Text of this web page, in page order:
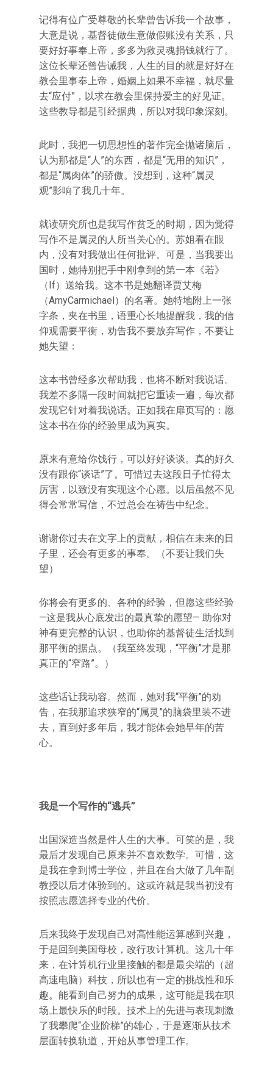
记得有位广受尊敬的长辈曾告诉我一个故事，
大意是说，基督徒做生意做假账没有关系，只
要好好事奉上帝，多多为救灵魂捐钱就行了。
这位长辈还曾告诫我，人生的目的就是好好在
教会里事奉上帝，婚姻上如果不幸福，就尽量
去“应付”，以求在教会里保持爱主的好见证。
这些教导都是引经据典，所以对我印象深刻。
此时，我把一切思想性的著作完全抛诸脑后，
认为那都是“人”的东西，都是“无用的知识”，
都是“属肉体”的骄傲。没想到，这种“属灵
观”影响了我几十年。
就读研究所也是我写作贫乏的时期，因为觉得
写作不是属灵的人所当关心的。苏姐看在眼
内，没有对我做出任何批评。可是，当我要出
国时，她特别把手中刚拿到的第一本《若》
（If）送给我。这本书是她翻译贾艾梅
（AmyCarmichael）的名著。她特地附上一张
字条，夹在书里，语重心长地提醒我，我的信
仰观需要平衡，劝告我不要放弃写作，不要让
她失望：
这本书曾经多次帮助我，也将不断对我说话。
我差不多隔一段时间就把它重读一遍，每次都
发现它针对着我说话。正如我在扉页写的：愿
这本书在你的经验里成为真实。
原来有意给你饯行，可以好好谈谈。真的好久
没有跟你“谈话”了。可惜过去这段日子忙得太
厉害，以致没有实现这个心愿。以后虽然不见
得会常常写信，不过总会在祷告中纪念。
谢谢你过去在文字上的贡献，相信在未来的日
子里，还会有更多的事奉。（不要让我们失
望）
你将会有更多的、各种的经验，但愿这些经验
—这是我从心底发出的最真挚的愿望— 助你对
神有更完整的认识，也助你的基督徒生活找到
那平衡的据点。（我至终发现，“平衡”才是那
真正的“窄路”。）
这些话让我动容。然而，她对我“平衡”的劝
告，在我那追求狭窄的“属灵”的脑袋里装不进
去，直到好多年后，我才能体会她早年的苦
心。
我是一个写作的“逃兵”
出国深造当然是件人生的大事。可笑的是，我
最后才发现自己原来并不喜欢数学。可惜，这
是我在拿到博士学位，并且在台大做了几年副
教授以后才体验到的。这或许就是我当初没有
按照志愿选择专业的代价。
后来我终于发现自己对高性能运算感到兴趣，
于是回到美国母校，改行攻计算机。这几十年
来，在计算机行业里接触的都是最尖端的（超
高速电脑）科技，所以也有一定的挑战性和乐
趣。能看到自己努力的成果，这可能是我在职
场上最快乐的时段。技术上的先进与表现刺激
了我攀爬“企业阶梯”的雄心，于是逐渐从技术
层面转换轨道，开始从事管理工作。